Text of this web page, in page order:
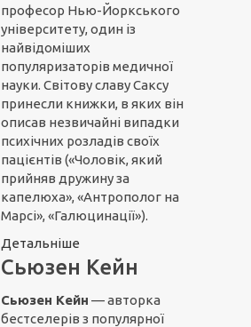
професор Нью-Йоркського
університету, один із
найвідоміших
популяризаторів медичної
науки. Світову славу Саксу
принесли книжки, в яких він
описав незвичайні випадки
психічних розладів своїх
пацієнтів («Чоловік, який
прийняв дружину за
капелюха», «Антрополог на
Марсі», «Галюцинації»).
Детальніше
Сьюзен Кейн
Сьюзен Кейн — авторка
бестселерів з популярної